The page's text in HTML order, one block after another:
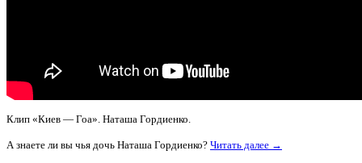
Клип «Киев — Гоа». Наташа Гордиенко.
А знаете ли вы чья дочь Наташа Гордиенко? Читать далее →